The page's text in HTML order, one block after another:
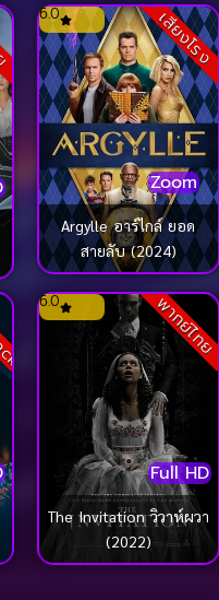
เสียงโรง
Zoom
6.0
Argylle อาร์ไกล์ ยอด
สายลับ (2024)
พากย์ไทย
Full HD
6.0
The Invitation วิวาห์ผวา
(2022)